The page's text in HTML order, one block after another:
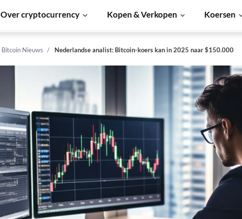
Over cryptocurrency Kopen & Verkopen Koersen
Bitcoin Nieuws Nederlandse analist: Bitcoin-koers kan in 2025 naar $150.000